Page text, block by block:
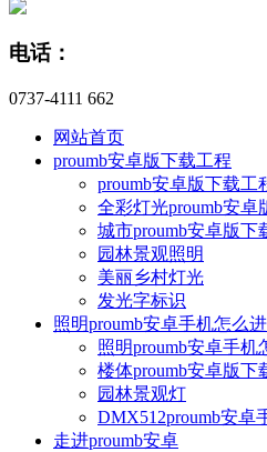
电话：
0737-4111 662
网站首页
proumb安卓版下载工程
proumb安卓版下载工
全彩灯光proumb安卓
城市proumb安卓版下
园林景观照明
美丽乡村灯光
发光字标识
照明proumb安卓手机怎么
照明proumb安卓手机
楼体proumb安卓版下
园林景观灯
DMX512proumb安卓
走进proumb安卓